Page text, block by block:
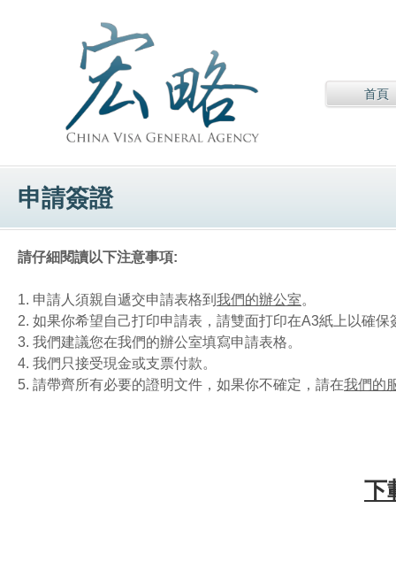
首頁
申請簽證
請仔細閱讀以下注意事項:
1. 申請人須親自遞交申請表格到 我們的辦公室。
2. 如果你希望自己打印申請表，請雙面打印在A3紙上以確保
3. 我們建議您在我們的辦公室填寫申請表格。
4. 我們只接受現金或支票付款。
5. 請帶齊所有必要的證明文件，如果你不確定，請在我們的
下